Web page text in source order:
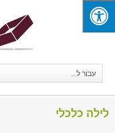
עבור ל...
לילה כלכלי